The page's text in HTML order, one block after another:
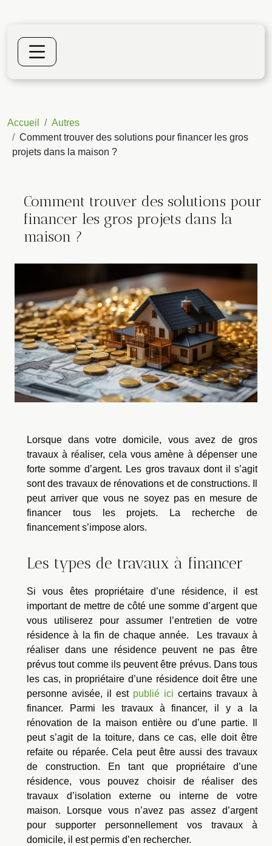
Accueil
Autres
Comment trouver des solutions pour financer les gros
projets dans la maison ?
Comment trouver des solutions pour
financer les gros projets dans la
maison ?
Lorsque dans votre domicile, vous avez de gros
travaux à réaliser, cela vous amène à dépenser une
forte somme d’argent. Les gros travaux dont il s’agit
sont des travaux de rénovations et de constructions. Il
peut arriver que vous ne soyez pas en mesure de
financer tous les projets. La recherche de
financement s’impose alors.
Les types de travaux à financer
Si vous êtes propriétaire d’une résidence, il est
important de mettre de côté une somme d’argent que
vous utiliserez pour assumer l’entretien de votre
résidence à la fin de chaque année. Les travaux à
réaliser dans une résidence peuvent ne pas être
prévus tout comme ils peuvent être prévus. Dans tous
les cas, in propriétaire d’une résidence doit être une
personne avisée, il est publié ici certains travaux à
financer. Parmi les travaux à financer, il y a la
rénovation de la maison entière ou d’une partie. Il
peut s’agit de la toiture, dans ce cas, elle doit être
refaite ou réparée. Cela peut être aussi des travaux
de construction. En tant que propriétaire d’une
résidence, vous pouvez choisir de réaliser des
travaux d’isolation externe ou interne de votre
maison. Lorsque vous n’avez pas assez d’argent
pour supporter personnellement vos travaux à
domicile, il est permis d’en rechercher.